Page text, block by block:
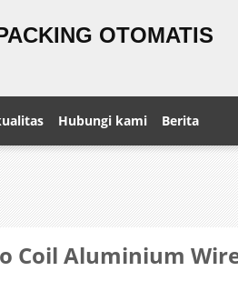
OTOMATIS
Hubungi kami Berita
Coil Aluminium